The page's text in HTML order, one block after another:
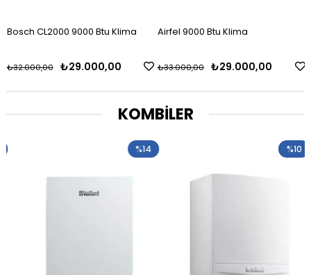
Airfel 9000 Btu Klima
₺29.000,00
₺33.000,00
Buderus Logamax Plus
₺54.000,00
KOMBİLER
%14 %10